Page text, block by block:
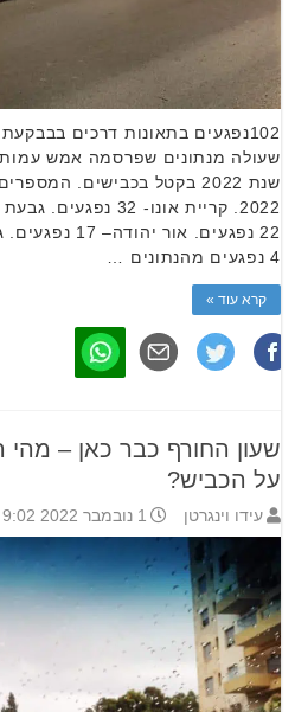
שעולה מנתונים שפרסמה אמש
שנת 2022 בקטל בכבישים.
4 נפגעים מהנתונים …
קרא עוד »
שעון החורף כבר כאן –
על הכביש?
עידו וינגרטן 1 נובמבר 2022 9:02